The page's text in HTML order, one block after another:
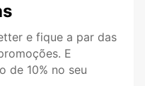
e fique a par das
E
de 10% no seu